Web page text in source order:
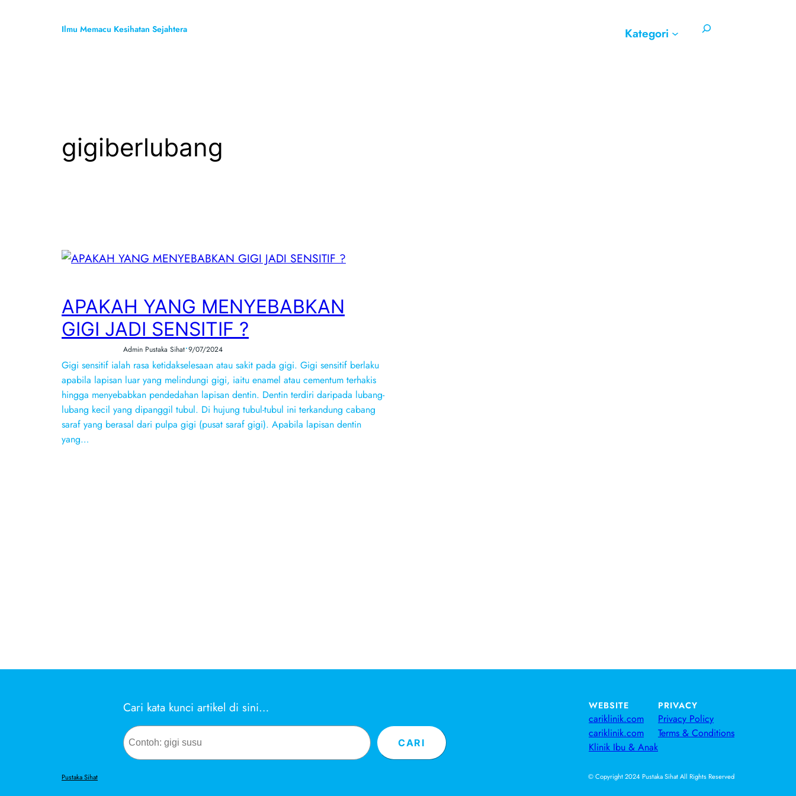
Ilmu Memacu Kesihatan Sejahtera Kategori
gigiberlubang
APAKAH YANG MENYEBABKAN
GIGI JADI SENSITIF ?
Admin Pustaka Sihat•9/07/2024
Gigi sensitif ialah rasa ketidakselesaan atau sakit pada gigi. Gigi sensitif berlaku
apabila lapisan luar yang melindungi gigi, iaitu enamel atau cementum terhakis
hingga menyebabkan pendedahan lapisan dentin. Dentin terdiri daripada lubang-
lubang kecil yang dipanggil tubul. Di hujung tubul-tubul ini terkandung cabang
saraf yang berasal dari pulpa gigi (pusat saraf gigi). Apabila lapisan dentin
yang…
Cari kata kunci artikel di sini…
Search
CARI
WEBSITE
cariklinik.com
cariklinik.com
Klinik Ibu & Anak
PRIVACY
Privacy Policy
Terms & Conditions
Pustaka Sihat © Copyright 2024 Pustaka Sihat All Rights Reserved